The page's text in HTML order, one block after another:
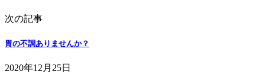
次の記事
胃の不調ありませんか？
2020年12月25日